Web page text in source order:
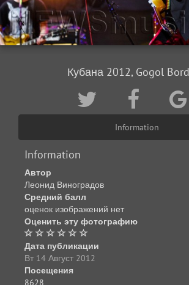
Кубана 2012, Gogol
Information
Information
Автор
Леонид Виноградов
Средний балл
оценок изображений нет
Оценить эту фотографию
Дата публикации
Вт 14 Август 2012
Посещения
8628